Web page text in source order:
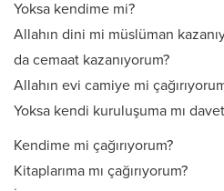
Yoksa kendime mi?
Allahın dini mi müslüman
da cemaat kazanıyorum?
Allahın evi camiye mi
Yoksa kendi kuruluşuma mı
Kendime mi çağırıyorum?
Kitaplarıma mı çağırıyorum?